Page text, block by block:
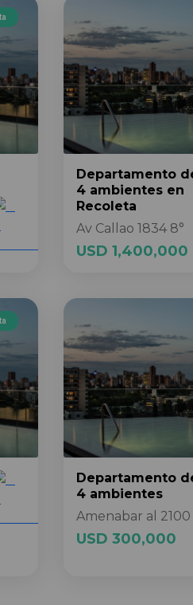
Departamento
4 ambientes en
Recoleta
Av Callao 1834 8°
USD 1,400,000
Departamento
4 ambientes
Amenabar al 2100
USD 300,000